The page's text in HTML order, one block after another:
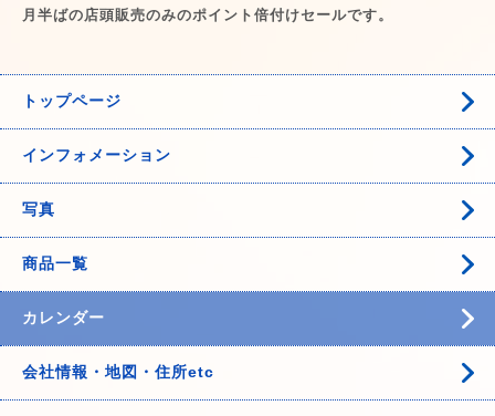
月半ばの店頭販売のみのポイント倍付けセールです。
トップページ
インフォメーション
写真
商品一覧
カレンダー
会社情報・地図・住所etc